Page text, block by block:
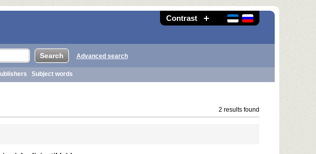
Contrast
Advanced search
Subject words
2 results found